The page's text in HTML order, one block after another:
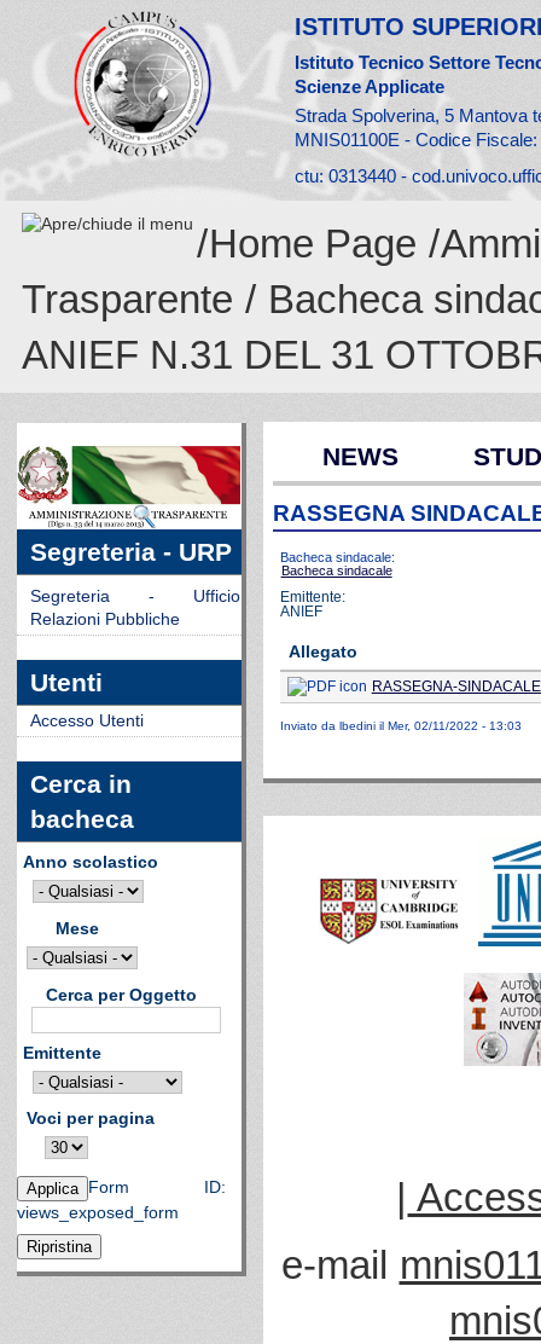
ISTITUTO
Istituto Tecnico Settore
Scienze Applicate
Strada Spolverina, 5 Mantova
MNIS01100E - Codice
ctu: 0313440 -
/Home Page /
Trasparente / Bacheca
ANIEF N.31 DEL 31
Segreteria - URP
Segreteria - Ufficio
Relazioni Pubbliche
Utenti
Accesso Utenti
Cerca in
bacheca
Anno scolastico
Mese
Cerca per Oggetto
Emittente
Voci per pagina
Form ID:
views_exposed_form
NEWS
RASSEGNA
Bacheca sindacale:
Bacheca sindacale
Emittente:
ANIEF
Allegato
RASSEGNA-
Inviato da lbediniil Mer, 02/11/2022 - 13:03
|
e-mail